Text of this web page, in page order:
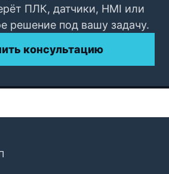
ПЛК, датчики, HMI или
решение под вашу задачу.
консультацию